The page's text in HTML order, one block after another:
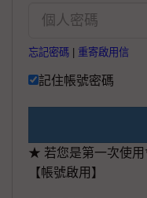
忘記密碼 重寄啟用信
記住帳號密碼
★ 若您是第一次使用
【帳號啟用】